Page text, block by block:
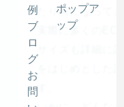
例
ブ
ロ
グ
お
問
ポップア
ップ
たり前になって
実際に多くの
サイズも詳細に
をはじめとした
す。